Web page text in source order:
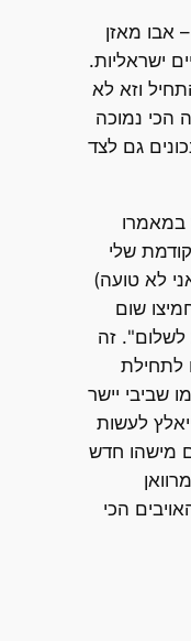
מאזן
לא
גם לצד
שלי
טועה)
זה
יישר
חדש
הכי